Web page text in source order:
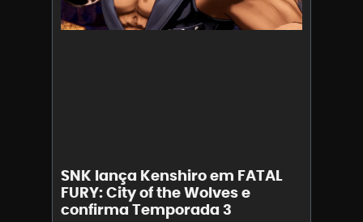
SNK lança Kenshiro em FATAL
FURY: City of the Wolves e
confirma Temporada 3